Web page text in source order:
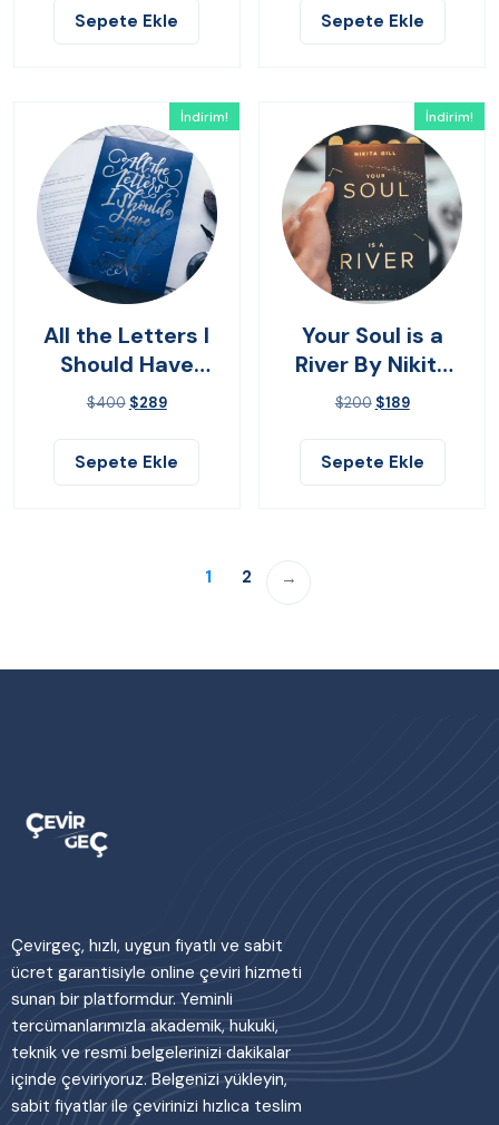
Sepete Ekle Sepete Ekle
İndirim!
All the Letters I
Should Have
Sent
$400 $289
Sepete Ekle
İndirim!
Your Soul is a
River By Nikita
Gilla
$200 $189
Sepete Ekle
1 2 →
Çevirgeç, hızlı, uygun fiyatlı ve sabit
ücret garantisiyle online çeviri hizmeti
sunan bir platformdur. Yeminli
tercümanlarımızla akademik, hukuki,
teknik ve resmi belgelerinizi dakikalar
içinde çeviriyoruz. Belgenizi yükleyin,
sabit fiyatlar ile çevirinizi hızlıca teslim